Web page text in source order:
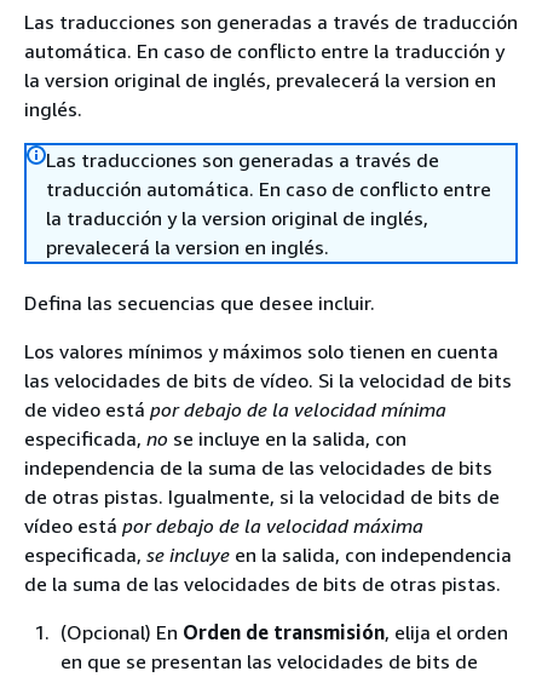
Las traducciones son generadas a través de traducción
automática. En caso de conflicto entre la traducción y
la version original de inglés, prevalecerá la version en
inglés.
Las traducciones son generadas a través de
traducción automática. En caso de conflicto entre
la traducción y la version original de inglés,
prevalecerá la version en inglés.
Defina las secuencias que desee incluir.
Los valores mínimos y máximos solo tienen en cuenta
las velocidades de bits de vídeo. Si la velocidad de bits
de video está por debajo de la velocidad mínima
especificada, no se incluye en la salida, con
independencia de la suma de las velocidades de bits
de otras pistas. Igualmente, si la velocidad de bits de
vídeo está por debajo de la velocidad máxima
especificada, se incluye en la salida, con independencia
de la suma de las velocidades de bits de otras pistas.
(Opcional) En Orden de transmisión, elija el orden
en que se presentan las velocidades de bits de